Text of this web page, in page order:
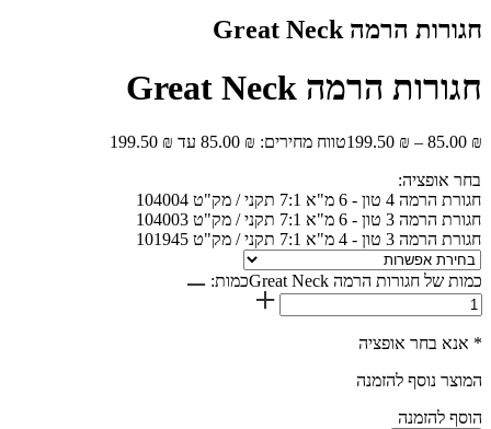
חגורות הרמה Great Neck
חגורות הרמה Great Neck
85.00 ₪
–
199.50 ₪ טווח מחירים: ⁦85.00 ₪⁩ עד ⁦199.50 ₪⁩
בחר אופציה:
חגורת הרמה 4 טון - 6 מ"א 7:1 תקני / מק"ט 104004
חגורת הרמה 3 טון - 6 מ"א 7:1 תקני / מק"ט 104003
חגורת הרמה 3 טון - 4 מ"א 7:1 תקני / מק"ט 101945
כמות של חגורות הרמה Great Neck כמות:
* אנא בחר אופציה
המוצר נוסף להזמנה
הוסף להזמנה